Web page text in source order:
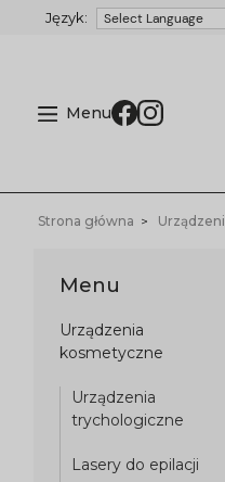
Menu
Strona główna
Menu
Urządzenia
kosmetyczne
Urządzenia
trychologiczne
Lasery do epilacji